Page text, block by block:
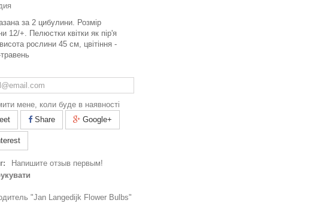
за 2 цибулини. Розмір
12/+. Пелюстки квітки як пір'я
рослини 45 см, цвітіння -
травень
мене, коли буде в наявності
Share Google+
Напишите отзыв первым!
"Jan Langedijk Flower Bulbs"